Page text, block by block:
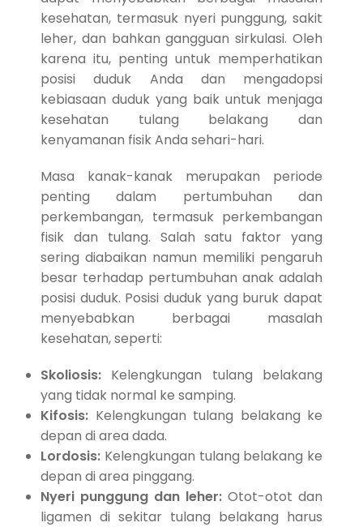
kesehatan, termasuk nyeri punggung, sakit
leher, dan bahkan gangguan sirkulasi. Oleh
karena itu, penting untuk memperhatikan
posisi duduk Anda dan mengadopsi
kebiasaan duduk yang baik untuk menjaga
kesehatan tulang belakang dan
kenyamanan fisik Anda sehari-hari.
Masa kanak-kanak merupakan periode
penting dalam pertumbuhan dan
perkembangan, termasuk perkembangan
fisik dan tulang. Salah satu faktor yang
sering diabaikan namun memiliki pengaruh
besar terhadap pertumbuhan anak adalah
posisi duduk. Posisi duduk yang buruk dapat
menyebabkan berbagai masalah
kesehatan, seperti:
Skoliosis: Kelengkungan tulang belakang
yang tidak normal ke samping.
Kifosis: Kelengkungan tulang belakang ke
depan di area dada.
Lordosis: Kelengkungan tulang belakang ke
depan di area pinggang.
Nyeri punggung dan leher: Otot-otot dan
ligamen di sekitar tulang belakang harus